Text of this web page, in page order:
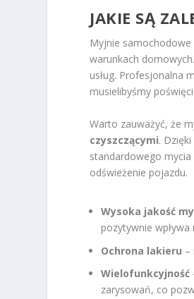
JAKIE SĄ
Myjnie
warunkach
usług. Profesjonalna
musielibyśmy
Warto zauważyć, że
czyszczącymi.
standardowego
odświeżenie pojazdu.
Wysoka jakość
pozytywnie
Ochrona lakieru –
Wielofunkcyjność
zarysowań, co